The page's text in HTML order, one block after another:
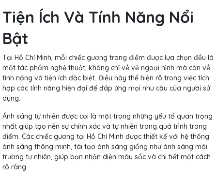
Tiện Ích Và Tính Năng Nổi
Bật
Tại Hồ Chí Minh, mỗi chiếc gương trang điểm được lựa chọn đều là
một tác phẩm nghệ thuật, không chỉ về vẻ ngoại hình mà còn về
tính năng và tiện ích đặc biệt. Điều này thể hiện rõ trong việc tích
hợp các tính năng hiện đại để đáp ứng mọi nhu cầu của người sử
dụng.
Ánh sáng tự nhiên được coi là một trong những yếu tố quan trọng
nhất giúp tạo nên sự chính xác và tự nhiên trong quá trình trang
điểm. Các chiếc gương tại Hồ Chí Minh được thiết kế với hệ thống
ánh sáng thông minh, tái tạo ánh sáng giống như ánh sáng môi
trường tự nhiên, giúp bạn nhận diện màu sắc và chi tiết một cách
rõ ràng.